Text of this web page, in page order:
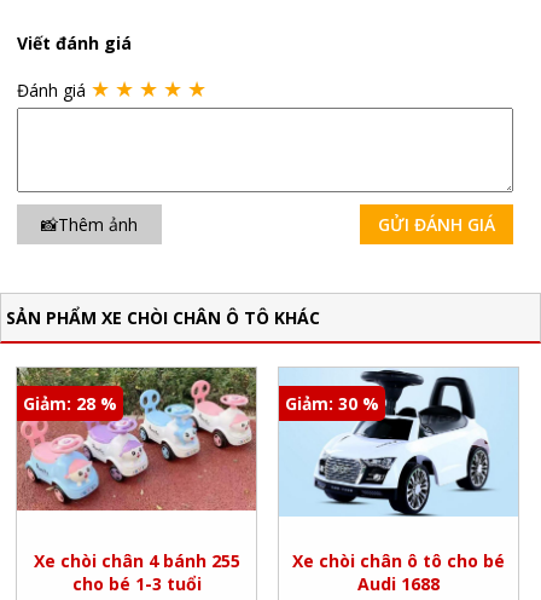
Viết đánh giá
Đánh giá ★ ★ ★ ★ ★
📸Thêm ảnh GỬI ĐÁNH GIÁ
SẢN PHẨM XE CHÒI CHÂN Ô TÔ KHÁC
Giảm: 28 %
Xe chòi chân 4 bánh 255
cho bé 1-3 tuổi
Giảm: 30 %
Xe chòi chân ô tô cho bé
Audi 1688